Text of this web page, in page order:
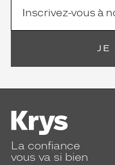
JE
La confiance
vous va si bien